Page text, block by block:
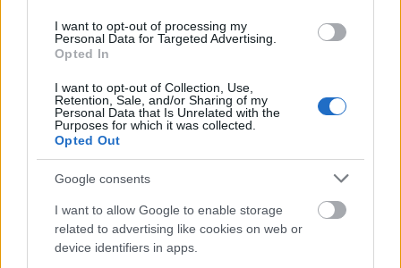
I want to opt-out of processing my
Personal Data for Targeted Advertising.
Opted In
I want to opt-out of Collection, Use,
Retention, Sale, and/or Sharing of my
Personal Data that Is Unrelated with the
Purposes for which it was collected.
Opted Out
Google consents
I want to allow Google to enable storage
related to advertising like cookies on web or
device identifiers in apps.
Εκπαιδευτικός περίπατος των Παιδικών
Κατασκηνώσεων σε Πλαζ και Ροΐτικα